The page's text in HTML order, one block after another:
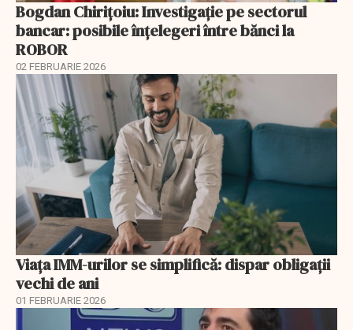
Bogdan Chirițoiu: Investigație pe sectorul
bancar: posibile înțelegeri între bănci la
ROBOR
02 FEBRUARIE 2026
Viața IMM-urilor se simplifică: dispar obligații
vechi de ani
01 FEBRUARIE 2026
EXCLUSIV